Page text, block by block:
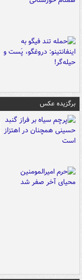
برگزیده عکس